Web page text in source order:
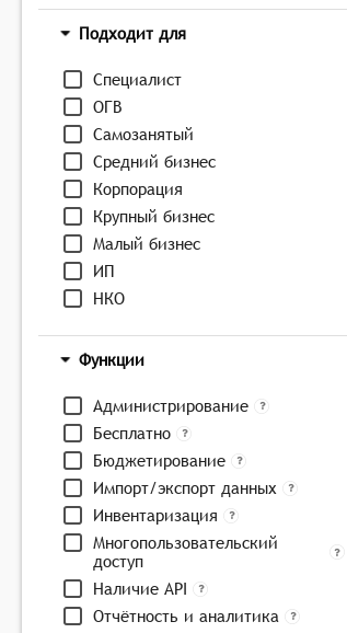
Подходит для
Специалист
ОГВ
Самозанятый
Средний бизнес
Корпорация
Крупный бизнес
Малый бизнес
ИП
НКО
Функции
Администрирование
Бесплатно
Бюджетирование
Импорт/экспорт данных
Инвентаризация
Многопользовательский
доступ
Наличие API
Отчётность и аналитика